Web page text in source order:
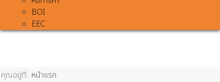
BOI
EEC
คุณอยู่ที่: หน้าแรก